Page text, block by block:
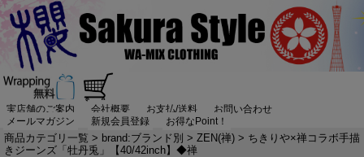
実店舗のご案内 会社概要 お支払/送料
お問い合わせ
メールマガジン
新規会員登録 お得なPoint！
商品カテゴリ一覧 > brand:ブランド別 > ZEN(禅) > ちきりや×禅コラボ手描
きジーンズ「牡丹兎」【40/42inch】◆禅